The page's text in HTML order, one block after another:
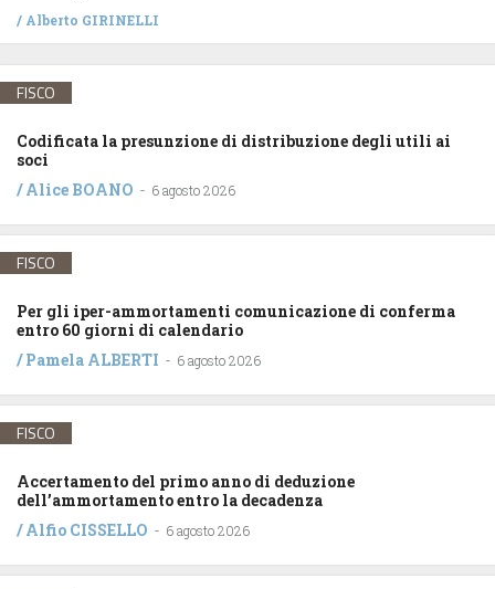
/ Alberto GIRINELLI
FISCO
Codificata la presunzione di distribuzione degli utili ai
soci
/Alice BOANO - 6 agosto 2026
FISCO
Per gli iper-ammortamenti comunicazione di conferma
entro 60 giorni di calendario
/Pamela ALBERTI - 6 agosto 2026
FISCO
Accertamento del primo anno di deduzione
dell’ammortamento entro la decadenza
/Alfio CISSELLO - 6 agosto 2026